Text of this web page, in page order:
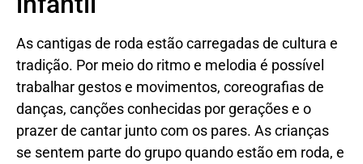
As cantigas de roda estão carregadas de cultura e
tradição. Por meio do ritmo e melodia é possível
trabalhar gestos e movimentos, coreografias de
danças, canções conhecidas por gerações e o
prazer de cantar junto com os pares. As crianças
se sentem parte do grupo quando estão em roda, e